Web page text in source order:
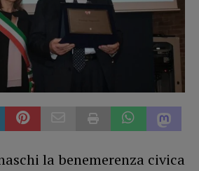
la benemerenza civica